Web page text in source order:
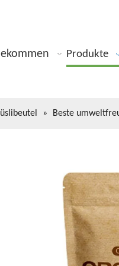
Produkte
» Beste